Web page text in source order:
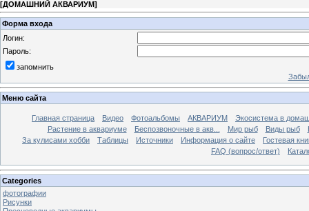
[ДОМАШНИЙ АКВАРИУМ]
Форма входа
Логин:
Пароль:
запомнить
Меню сайта
Главная страница Видео Фотоальбомы АКВАРИУМ
Экосистема в
Растение в аквариуме
Беспозвоночные в акв... Мир рыб Виды рыб
За кулисами хобби
Таблицы Источники Информация о сайте
Гостевая
FAQ (вопрос/ответ)
Categories
фотографии
Рисунки